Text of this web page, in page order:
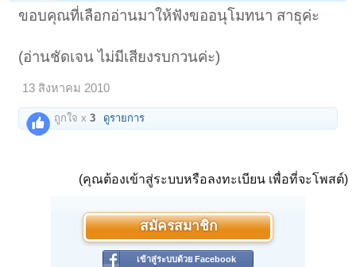
ขอบคุณที่เลือกอ่านมาให้ฟังขออนุโมทนา สาธุค่ะ
(อ่านชัดเจน ไม่มีเสียงรบกวนค่ะ)
13 สิงหาคม 2010
ถูกใจ x3 ดูรายการ
(คุณต้องเข้าสู่ระบบหรือลงทะเบียน เพื่อที่จะโพสต์)
สมัครสมาชิก
เข้าสู่ระบบด้วย Facebook